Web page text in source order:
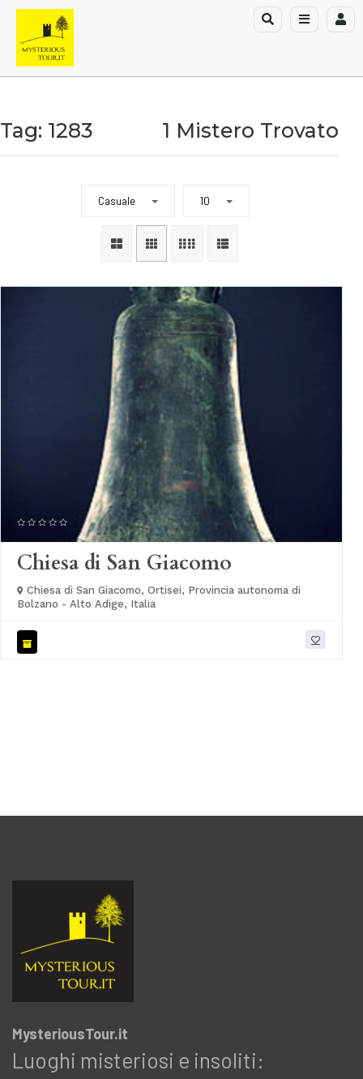
Tag: 1283 1 Mistero Trovato
Casuale 10
Chiesa di San Giacomo
Chiesa di San Giacomo, Ortisei, Provincia autonoma di
Bolzano - Alto Adige, Italia
MysteriousTour.it
Luoghi misteriosi e insoliti: